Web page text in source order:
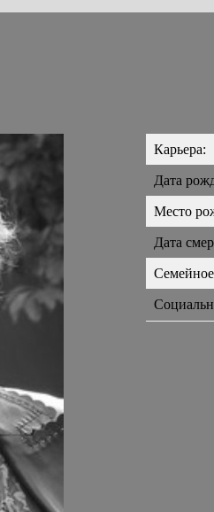
Карьера:
Дата
Место
Дата